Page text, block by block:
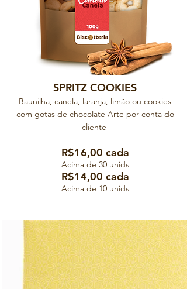
SPRITZ COOKIES
Baunilha, canela, laranja, limão ou cookies
com gotas de chocolate Arte por conta do
cliente
R$16,00 cada
Acima de 30 unids
R$14,00 cada
Acima de 10 unids